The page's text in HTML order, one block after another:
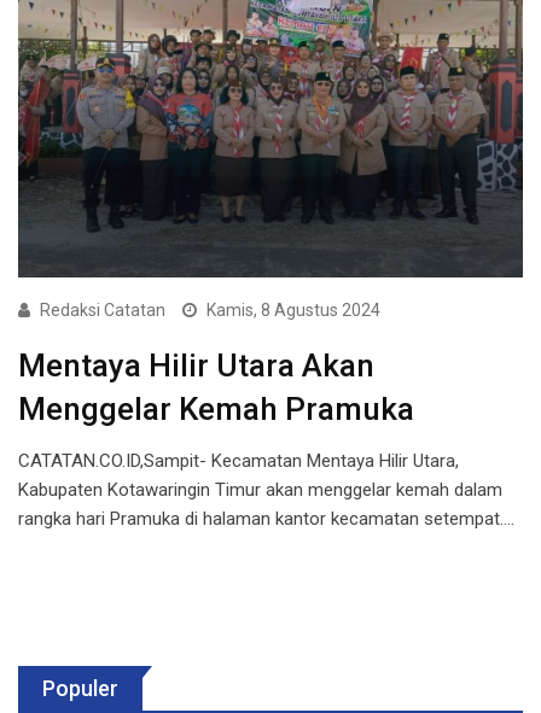
Redaksi Catatan Kamis, 8 Agustus 2024
Mentaya Hilir Utara Akan
Menggelar Kemah Pramuka
CATATAN.CO.ID,Sampit- Kecamatan Mentaya Hilir Utara,
Kabupaten Kotawaringin Timur akan menggelar kemah dalam
rangka hari Pramuka di halaman kantor kecamatan setempat.…
Populer